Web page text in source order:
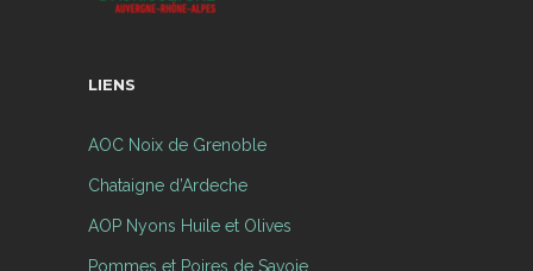
LIENS
AOC Noix de Grenoble
Chataigne d’Ardeche
AOP Nyons Huile et Olives
Pommes et Poires de Savoie